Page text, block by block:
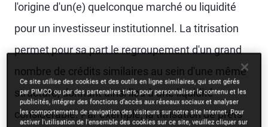
l'origine d'un(e) quelconque marché ou liquidité
pour un investisseur institutionnel. La titrisation
permet pour sa part le regroupement d'un grand
nombre de crédits similaires au sein d'une même
structure, donnant ainsi lieu à une liquidité
considérable. Par exemple, la titrisation de prêts
Ce site utilise des cookies et des outils en ligne similaires, qui sont gérés
par PIMCO ou par des partenaires tiers, pour personnaliser le contenu et les
publicités, intégrer des fonctions d’accès aux réseaux sociaux et analyser
les comportements de navigation des visiteurs sur notre site Internet. Pour
activer l'utilisation de l'ensemble des cookies sur ce site, veuillez cliquer sur